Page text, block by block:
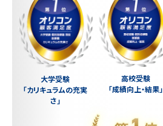
大学受験
「カリキュラムの充実
さ」
高校受験
「成績向上・結果」